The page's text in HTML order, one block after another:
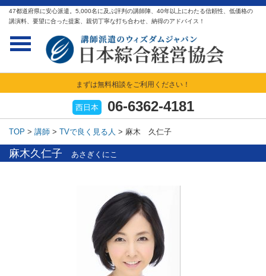
47都道府県に安心派遣。5,000名に及ぶ評判の講師陣、40年以上にわたる信頼性、低価格の
講演料、要望に合った提案、親切丁寧な打ち合わせ、納得のアドバイス！
まずは無料相談をご利用ください！
西日本 06-6362-4181
TOP > 講師 > TVで良く見る人 > 麻木 久仁子
麻木久仁子 あさぎくにこ